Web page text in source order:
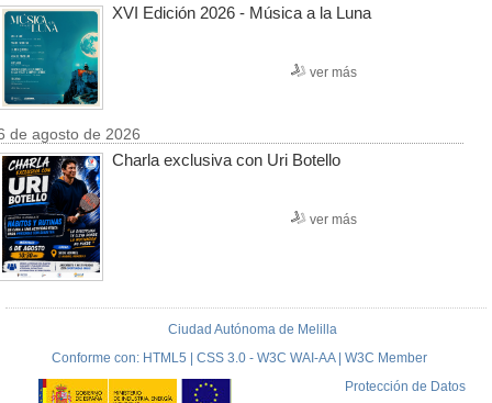
XVI Edición 2026 - Música a la Luna
ver más
de agosto de 2026
Charla exclusiva con Uri Botello
ver más
Ciudad Autónoma de Melilla
Conforme con: HTML5 | CSS 3.0 - W3C WAI-AA | W3C Member
Protección de Datos